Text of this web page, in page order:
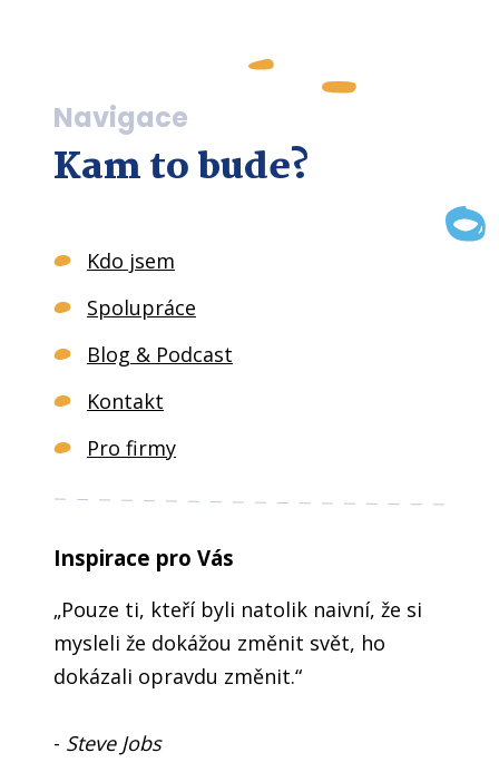
Navigace
Kam to bude?
Kdo jsem
Spolupráce
Blog & Podcast
Kontakt
Pro firmy
Inspirace pro Vás
„Pouze ti, kteří byli natolik naivní, že si
mysleli že dokážou změnit svět, ho
dokázali opravdu změnit.“
- Steve Jobs